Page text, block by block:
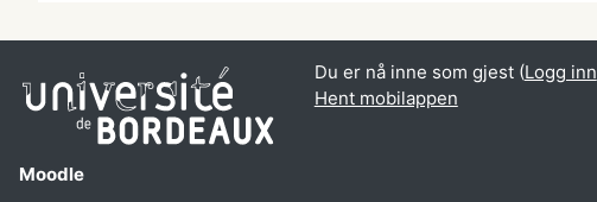
Moodle
Du er nå inne som gjest (Logg inn
Hent mobilappen